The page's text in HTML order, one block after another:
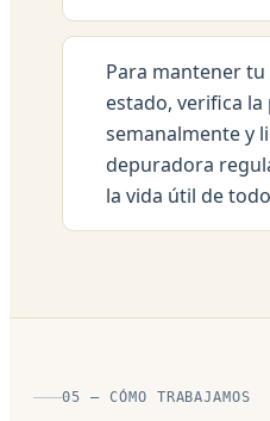
Para mantener
estado, verifica
semanalmente y
depuradora
la vida útil de
05 — CÓMO TRABAJAMOS